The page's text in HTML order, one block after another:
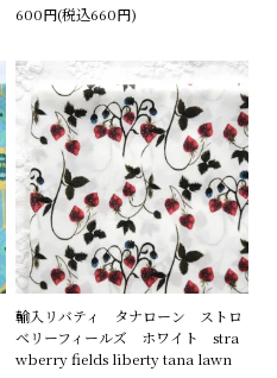
600円(税込660円)
輸入リバティ タナローン ストロ
ベリーフィールズ ホワイト stra
wberry fields liberty tana lawn